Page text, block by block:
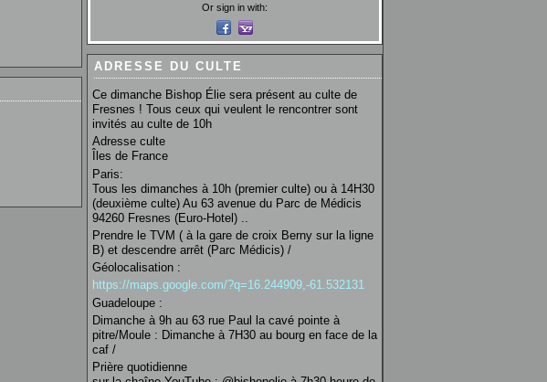
Or sign in with:
ADRESSE DU CULTE
Ce dimanche Bishop Élie sera présent au culte de
Fresnes ! Tous ceux qui veulent le rencontrer sont
invités au culte de 10h
Adresse culte
Îles de France
Paris:
Tous les dimanches à 10h (premier culte) ou à 14H30
(deuxième culte) Au 63 avenue du Parc de Médicis
94260 Fresnes (Euro-Hotel) ..
Prendre le TVM ( à la gare de croix Berny sur la ligne
B) et descendre arrêt (Parc Médicis) /
Géolocalisation :
https://maps.google.com/?q=16.244909,-61.532131
Guadeloupe :
Dimanche à 9h au 63 rue Paul la cavé pointe à
pitre/Moule : Dimanche à 7H30 au bourg en face de la
caf /
Prière quotidienne